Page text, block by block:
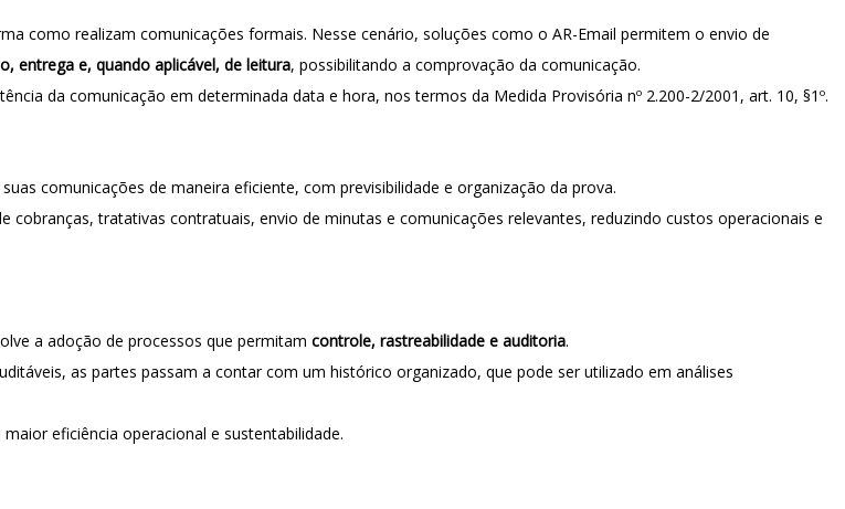
como realizam comunicações formais. Nesse cenário, soluções como o AR-Email permitem o envio de
entrega e, quando aplicável, de leitura, possibilitando a comprovação da comunicação.
da comunicação em determinada data e hora, nos termos da Medida Provisória nº 2.200-2/2001, art. 10, §1º.
comunicações de maneira eficiente, com previsibilidade e organização da prova.
tratativas contratuais, envio de minutas e comunicações relevantes, reduzindo custos operacionais e
a adoção de processos que permitam controle, rastreabilidade e auditoria.
as partes passam a contar com um histórico organizado, que pode ser utilizado em análises
eficiência operacional e sustentabilidade.